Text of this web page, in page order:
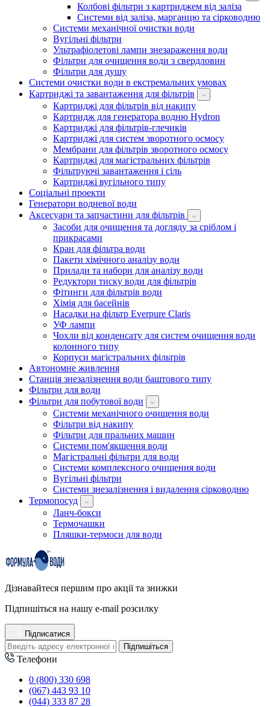
Колбові фільтри з картриджем від заліза
Системи від заліза, марганцю та сірководню
Системи механічної очистки води
Вугільні фільтри
Ультрафіолетові лампи знезараження води
Фільтри для очищення води з свердловин
Фільтри для душу
Системи очистки води в екстремальних умовах
Картриджі та завантаження для фільтрів
Картриджі для фільтрів від накипу
Картридж для генератора водню Hydron
Картриджі для фільтрів-глечиків
Картриджі для систем зворотного осмосу
Мембрани для фільтрів зворотного осмосу
Картриджі для магістральних фільтрів
Фільтруючі завантаження і сіль
Картриджі вугільного типу
Соціальні проекти
Генератори водневої води
Аксесуари та запчастини для фільтрів
Засоби для очищення та догляду за сріблом і
прикрасами
Кран для фільтра води
Пакети хімічного аналізу води
Прилади та набори для аналізу води
Редуктори тиску води для фільтрів
Фітинги для фільтрів води
Хімія для басейнів
Насадки на фільтр Everpure Claris
УФ лампи
Чохли від конденсату для систем очищення води
колонного типу
Корпуси магістральних фільтрів
Автономне живлення
Станція знезалізнення води баштового типу
Фільтри для води
Фільтри для побутової води
Системи механічного очищення води
Фільтри від накипу
Фільтри для пральних машин
Системи пом'якшення води
Магістральні фільтри для води
Системи комплексного очищення води
Вугільні фільтри
Системи знезалізнення і видалення сірководню
Термопосуд
Ланч-бокси
Термочашки
Пляшки-термоси для води
Дізнавайтеся першим про акції та знижки
Підпишіться на нашу e-mail розсилку
Підписатися
Підпишіться
Телефони
0 (800) 330 698
(067) 443 93 10
(044) 333 87 28